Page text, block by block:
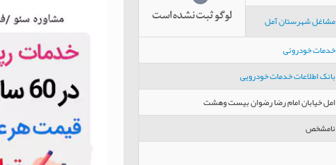
مشاغل شهرستان آمل
خدمات خودروئی
بانک اطلاعات خدمات خودرویی
امل خیابان امام رضا رضوان بيست وهشت
نامشخص